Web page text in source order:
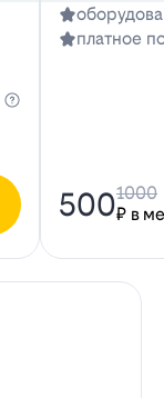
платное
500₽ в
1000